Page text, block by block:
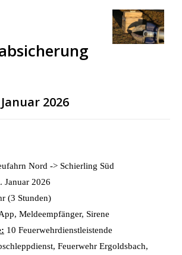
2026
Nord -> Schierling Süd
Januar 2026
(3 Stunden)
Meldeempfänger, Sirene
10 Feuerwehrdienstleistende
Feuerwehr Ergoldsbach,